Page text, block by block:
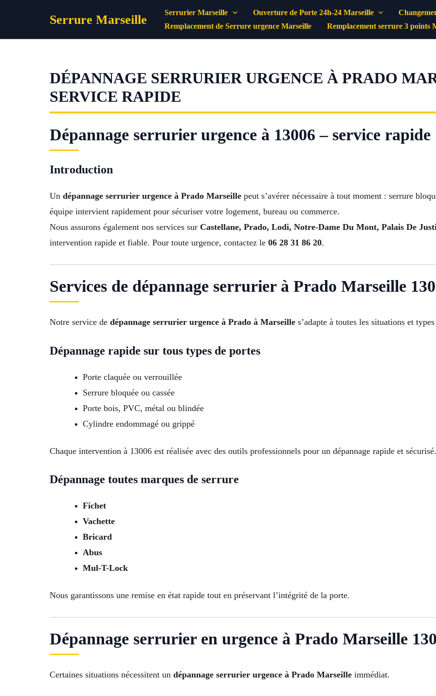
Serrure Marseille Serrurier Marseille Ouverture de Porte 24h-24 Marseille
Remplacement de Serrure urgence Marseille
Remplacement serrure 3 points
DÉPANNAGE SERRURIER URGENCE À PRADO
SERVICE RAPIDE
Dépannage serrurier urgence à 13006 – service rapide
Introduction
Un dépannage serrurier urgence à Prado Marseille peut s’avérer nécessaire à tout moment : serrure
équipe intervient rapidement pour sécuriser votre logement, bureau ou commerce.
Nous assurons également nos services sur Castellane, Prado, Lodi, Notre-Dame Du Mont, Palais De
intervention rapide et fiable. Pour toute urgence, contactez le 06 28 31 86 20.
Services de dépannage serrurier à Prado Marseille
Notre service de dépannage serrurier urgence à Prado à Marseille s’adapte à toutes les situations et
Dépannage rapide sur tous types de portes
Porte claquée ou verrouillée
Serrure bloquée ou cassée
Porte bois, PVC, métal ou blindée
Cylindre endommagé ou grippé
Chaque intervention à 13006 est réalisée avec des outils professionnels pour un dépannage rapide et sécurisé.
Dépannage toutes marques de serrure
Fichet
Vachette
Bricard
Abus
Mul-T-Lock
Nous garantissons une remise en état rapide tout en préservant l’intégrité de la porte.
Dépannage serrurier en urgence à Prado Marseille
Certaines situations nécessitent un dépannage serrurier urgence à Prado Marseille immédiat.